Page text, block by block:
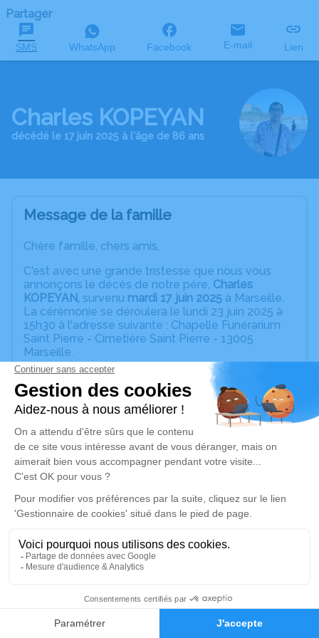
Faire-part Hommages
Partager
SMS WhatsApp Facebook E-mail Lien
Charles KOPEYAN
décédé le 17 juin 2025 à l'âge de 86 ans
Message de la famille
Chère famille, chers amis,
C'est avec une grande tristesse que nous vous
annonçons le décès de notre père, Charles
KOPEYAN, survenu mardi 17 juin 2025 à Marseille.
La cérémonie se déroulera le lundi 23 juin 2025 à
15h30 à l'adresse suivante : Chapelle Funérarium
Saint Pierre - Cimetière Saint Pierre - 13005
Marseille.
Nous vous invitons à utiliser cet espace pour
laisser vos condoléances, partager des photos
souvenirs, une anecdote ou exprimer vos pensées
à travers des poèmes ou des textes. Cet endroit
est un lieu d'expression dédié à honorer la
mémoire de Papa.
Cathy et Agnès
Un service de plantation d’arbre hommage est
disponible ici.
Je rends hommage
Cérémonie religieuse
lundi 23 juin 2025 à 15h30
Chapelle Funérarium Saint Pierre de Marseille